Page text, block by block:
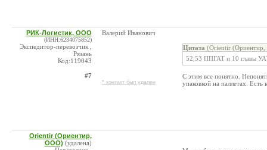
РИК-Логистик, ООО
(ИНН:6234075852)
Экспедитор-перевозчик ,
Рязань
Код:119043
#7
Валерий Иванович
* контакт был удален
Цитата (Orientir
52,53 ППГАТ и 10 главы
С этим все понятно.
упаковкой на паллетах.
Orientir (Ориентир,
ООО) (удалена)